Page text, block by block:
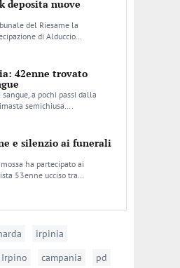
deposita nuove
del Riesame la
di Alduccio…
42enne trovato
a pochi passi dalla
semichiusa….
e silenzio ai funerali
ha partecipato ai
53enne ucciso tra…
irpinia
campania
pd